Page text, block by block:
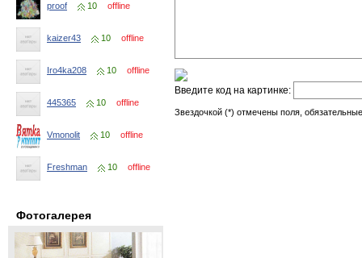
proof 10 offline
kaizer43 10 offline
Iro4ka208 10 offline
445365 10 offline
Vmonolit 10 offline
Freshman 10 offline
Фотогалерея
Введите код на картинке:
Звездочкой (*) отмечены поля,